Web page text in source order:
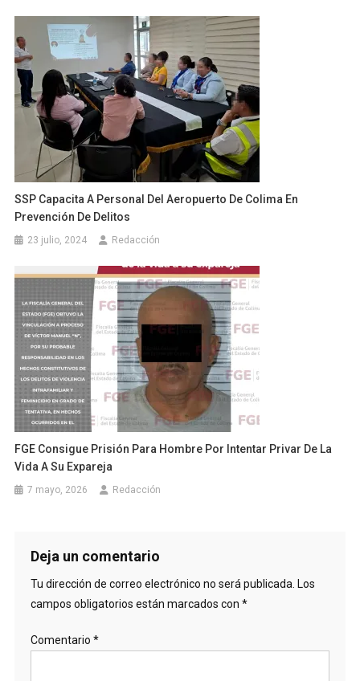
SSP Capacita A Personal Del Aeropuerto De Colima En
Prevención De Delitos
23 julio, 2024 Redacción
FGE Consigue Prisión Para Hombre Por Intentar Privar De La
Vida A Su Expareja
7 mayo, 2026 Redacción
Deja un comentario
Tu dirección de correo electrónico no será publicada. Los
campos obligatorios están marcados con *
Comentario *